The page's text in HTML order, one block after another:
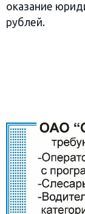
оказание
рублей.